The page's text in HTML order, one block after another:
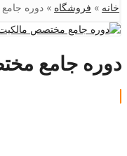
خانه » فروشگاه » دوره
دوره جامع